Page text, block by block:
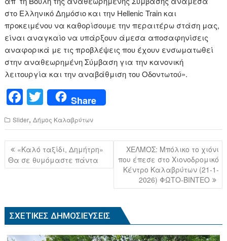
στο Ελληνικό Δημόσιο και την Hellenic Train και
προκειμένου να καθορίσουμε την περαιτέρω στάση μας,
είναι αναγκαίο να υπάρξουν άμεσα αποσαφηνίσεις
αναφορικά με τις προβλέψεις που έχουν ενσωματωθεί
στην αναθεωρημένη Σύμβαση για την κανονική
λειτουργία και την αναβάθμιση του Οδοντωτού».
F
a
c
e
b
k
T
wi
tt
er
Share
Slider,Δήμος Καλαβρύτων
Πλοήγηση
άρθρων
«Καλό ταξίδι, Δημήτρη»
Θα σε θυμόμαστε πάντα
ΧΕΛΜΟΣ: Μπόλικο το χιόνι
που έπεσε στο Χιονοδρομικό
Κέντρο Καλαβρύτων (21-1-
2026) ΦΩΤΟ-ΒΙΝΤΕΟ
ΣΧΕΤΙΚΈΣ ΔΗΜΟΣΙΕΎΣΕΙΣ